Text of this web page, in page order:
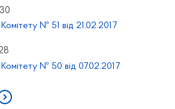
№ 51 від 21.02.2017
Комітету № 50 від 07.02.2017